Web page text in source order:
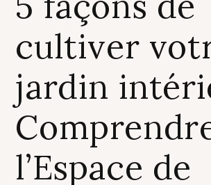
cultiver
jardin
l’Espace de